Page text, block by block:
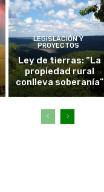
LEGISLACIÓN Y
PROYECTOS
Ley de tierras: “La
propiedad rural
conlleva soberanía”